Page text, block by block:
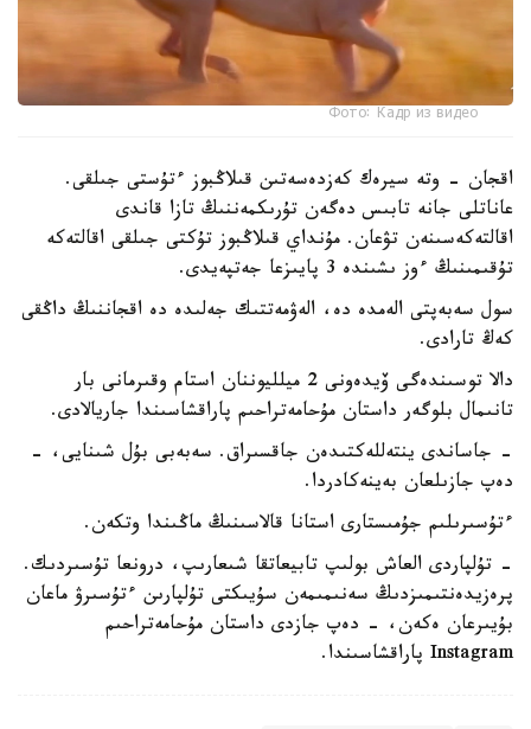
Фото: Кадр из видео
اقجان - وتە سيرەك كەزدەسەتىن قىلاڭبوز ءتۇستى جىلقى.
عاناتلى جانە تابىس دەگەن تۇرىكمەننىڭ تازا قاندى
اقالتەكەسىنەن تۋعان. مۇنداي قىلاڭبوز تۇكتى جىلقى اقالتەكە
تۇقىمىنىڭ ءوز ىشىندە 3 پايىزعا جەتپەيدى.
سول سەبەپتى الەمدە دە، الەۋمەتتىك جەلىدە دە اقجاننىڭ داڭقى
كەڭ تارادى.
دالا توسىندەگى ۆيدەونى 2 ميلليوننان استام وقىرمانى بار
تانىمال بلوگەر داستان مۇحامەتراحىم پاراقشاسىندا جاريالادى.
- جاساندى ينتەللەكتىدەن جاقسىراق. سەبەبى بۇل شىنايى، -
دەپ جازىلعان بەينەكادردا.
ءتۇسىرىلىم جۇمىستارى استانا قالاسىنىڭ ماڭىندا وتكەن.
- تۇلپاردى العاش بولىپ تابيعاتقا شىعارىپ، درونعا تۇسىردىك.
پرەزيدەنتىمىزدىڭ سەنىمىمەن سۇيىكتى تۇلپارىن ءتۇسىرۋ ماعان
بۇيىرعان ەكەن، - دەپ جازدى داستان مۇحامەتراحىم
Instagram پاراقشاسىندا.